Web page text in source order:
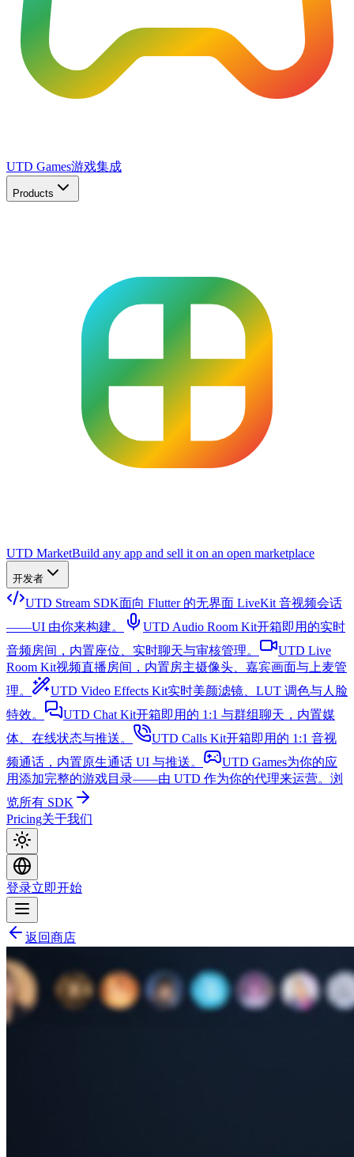
UTD Games游戏集成
Products
UTD MarketBuild any app and sell it on an open marketplace
开发者
UTD Stream SDK面向 Flutter 的无界面 LiveKit 音视频会话
——UI 由你来构建。
UTD Audio Room Kit开箱即用的实时
音频房间，内置座位、实时聊天与审核管理。
UTD Live
Room Kit视频直播房间，内置房主摄像头、嘉宾画面与上麦管
理。
UTD Video Effects Kit实时美颜滤镜、LUT 调色与人脸
特效。
UTD Chat Kit开箱即用的 1:1 与群组聊天，内置媒
体、在线状态与推送。
UTD Calls Kit开箱即用的 1:1 音视
频通话，内置原生通话 UI 与推送。
UTD Games为你的应
用添加完整的游戏目录——由 UTD 作为你的代理来运营。 浏
览所有 SDK
Pricing关于我们
登录立即开始
返回商店